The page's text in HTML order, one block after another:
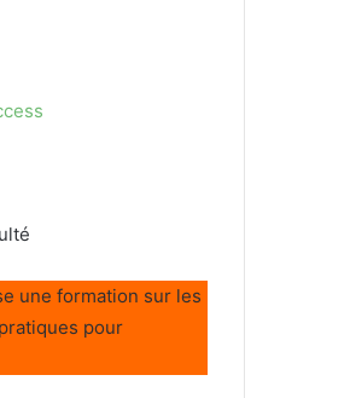
une formation sur les
pour